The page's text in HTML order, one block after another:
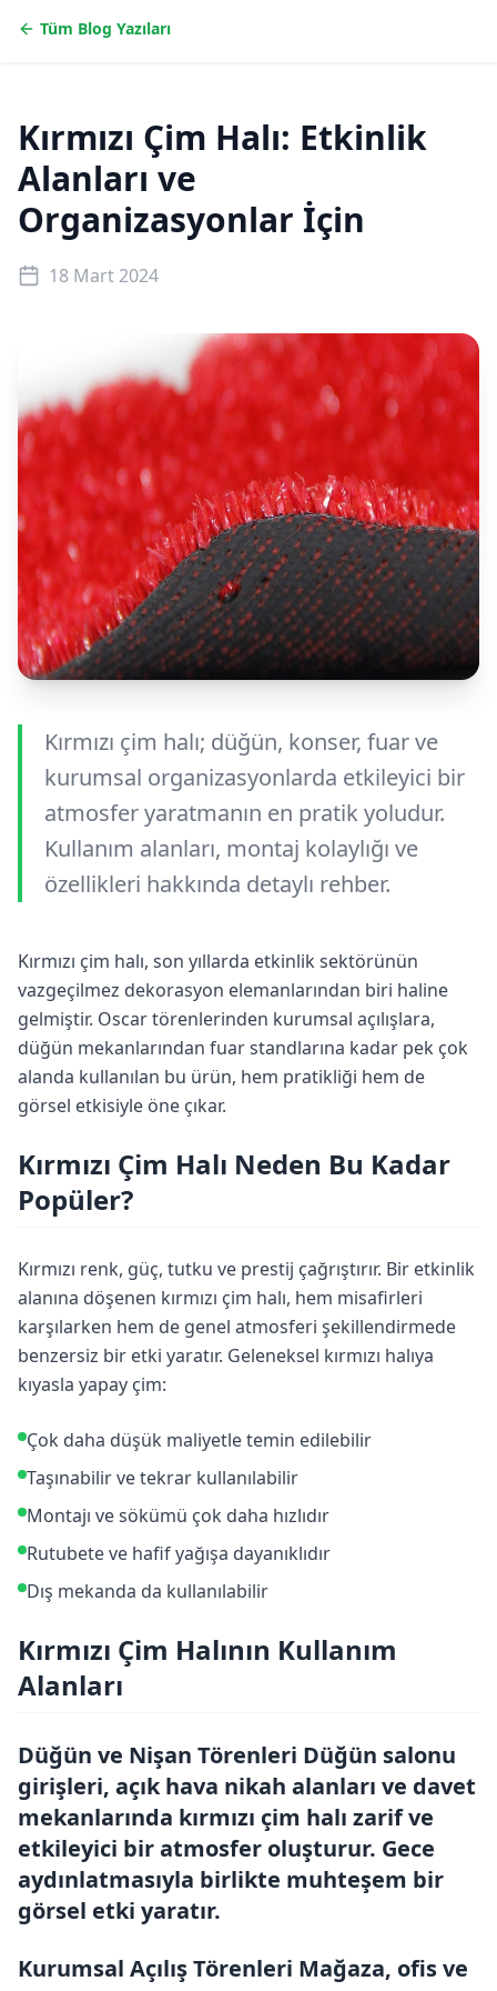
Tüm Blog Yazıları
Kırmızı Çim Halı: Etkinlik
Alanları ve
Organizasyonlar İçin
18 Mart 2024
Kırmızı çim halı; düğün, konser, fuar ve
kurumsal organizasyonlarda etkileyici bir
atmosfer yaratmanın en pratik yoludur.
Kullanım alanları, montaj kolaylığı ve
özellikleri hakkında detaylı rehber.
Kırmızı çim halı, son yıllarda etkinlik sektörünün
vazgeçilmez dekorasyon elemanlarından biri haline
gelmiştir. Oscar törenlerinden kurumsal açılışlara,
düğün mekanlarından fuar standlarına kadar pek çok
alanda kullanılan bu ürün, hem pratikliği hem de
görsel etkisiyle öne çıkar.
Kırmızı Çim Halı Neden Bu Kadar
Popüler?
Kırmızı renk, güç, tutku ve prestij çağrıştırır. Bir etkinlik
alanına döşenen kırmızı çim halı, hem misafirleri
karşılarken hem de genel atmosferi şekillendirmede
benzersiz bir etki yaratır. Geleneksel kırmızı halıya
kıyasla yapay çim:
Çok daha düşük maliyetle temin edilebilir
Taşınabilir ve tekrar kullanılabilir
Montajı ve sökümü çok daha hızlıdır
Rutubete ve hafif yağışa dayanıklıdır
Dış mekanda da kullanılabilir
Kırmızı Çim Halının Kullanım
Alanları
Düğün ve Nişan Törenleri Düğün salonu
girişleri, açık hava nikah alanları ve davet
mekanlarında kırmızı çim halı zarif ve
etkileyici bir atmosfer oluşturur. Gece
aydınlatmasıyla birlikte muhteşem bir
görsel etki yaratır.
Kurumsal Açılış Törenleri Mağaza, ofis ve